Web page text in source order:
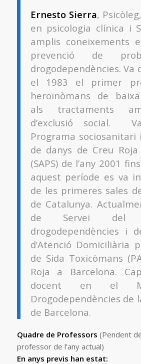
Ernesto Sierra,
en psicologia clínica i
amplis coneixements
prevenció de
drogodependències. Va
el 1983 el primer
heroïnòmans de
als tractaments
d’exclusió social.
Programa sociosanitari
de danys de Creu
(SAPS) de l’any 2001
aquest període es va
de les primeres sales
de Catalunya.
de Servei del
drogodependències i
d’Atenció Domiciliària
de Sida Toxicòmans
Roja a Barcelona.
docent en el
Drogodependències de
de Barcelona.
Quadre de Professors (Pendent
professor de l’any actual)
En anys previs han estat: